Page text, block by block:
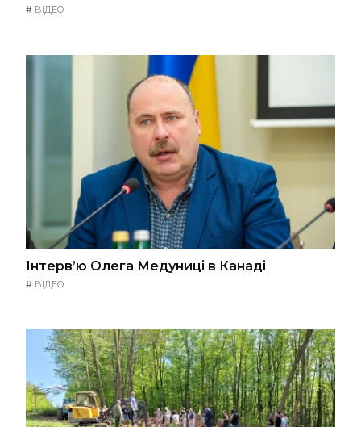
# ВІДЕО
Інтерв’ю Олега Медуниці в Канаді
# ВІДЕО